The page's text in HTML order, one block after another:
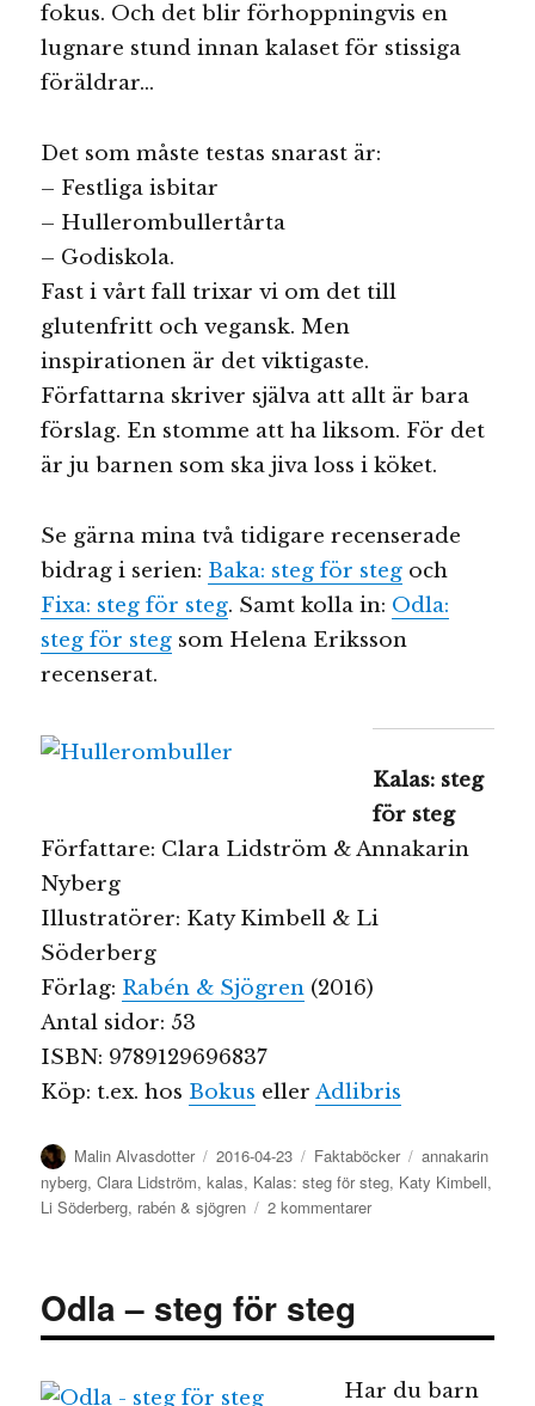
fokus. Och det blir förhoppningvis en
lugnare stund innan kalaset för stissiga
föräldrar…
Det som måste testas snarast är:
– Festliga isbitar
– Hullerombullertårta
– Godiskola.
Fast i vårt fall trixar vi om det till
glutenfritt och vegansk. Men
inspirationen är det viktigaste.
Författarna skriver själva att allt är bara
förslag. En stomme att ha liksom. För det
är ju barnen som ska jiva loss i köket.
Se gärna mina två tidigare recenserade
bidrag i serien: Baka: steg för steg och
Fixa: steg för steg. Samt kolla in: Odla:
steg för steg som Helena Eriksson
recenserat.
Kalas: steg
för steg
Författare: Clara Lidström & Annakarin
Nyberg
Illustratörer: Katy Kimbell & Li
Söderberg
Förlag: Rabén & Sjögren (2016)
Antal sidor: 53
ISBN: 9789129696837
Köp: t.ex. hos Bokus ellerAdlibris
Författare
Malin Alvasdotter
Publicerat
den
2016-04-23 Kategorier
Faktaböcker Etiketter
annakarin
nyberg,Clara Lidström,kalas, Kalas: steg för steg, Katy Kimbell,
Li Söderberg, rabén & sjögren 2 kommentarertill
Odla – steg för steg
Har du barn